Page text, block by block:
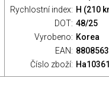
Rychlostní index: H (210
DOT: 48/25
Vyrobeno: Korea
EAN:
Číslo zboží: